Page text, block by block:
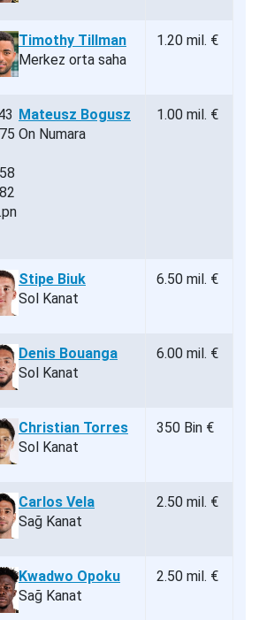
Timothy Tillman
Merkez orta saha
1.20 mil. €
Mateusz Bogusz
On Numara
1.00 mil. €
Stipe Biuk
Sol Kanat
6.50 mil. €
Denis Bouanga
Sol Kanat
6.00 mil. €
Christian Torres
Sol Kanat
350 Bin €
Carlos Vela
Sağ Kanat
2.50 mil. €
Kwadwo Opoku
Sağ Kanat
2.50 mil. €